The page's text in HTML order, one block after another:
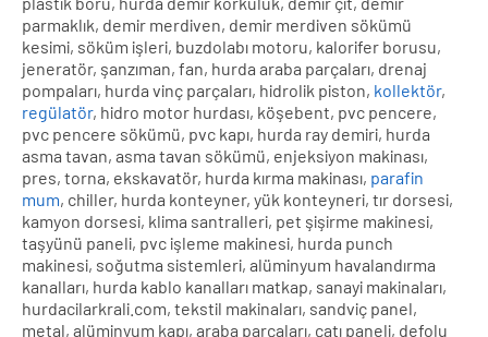
parmaklık, demir merdiven, demir merdiven sökümü
kesimi, söküm işleri, buzdolabı motoru, kalorifer borusu,
jeneratör, şanzıman, fan, hurda araba parçaları, drenaj
pompaları, hurda vinç parçaları, hidrolik piston, kollektör,
regülatör, hidro motor hurdası, köşebent, pvc pencere,
pvc pencere sökümü, pvc kapı, hurda ray demiri, hurda
asma tavan, asma tavan sökümü, enjeksiyon makinası,
pres, torna, ekskavatör, hurda kırma makinası, parafin
mum, chiller, hurda konteyner, yük konteyneri, tır dorsesi,
kamyon dorsesi, klima santralleri, pet şişirme makinesi,
taşyünü paneli, pvc işleme makinesi, hurda punch
makinesi, soğutma sistemleri, alüminyum havalandırma
kanalları, hurda kablo kanalları matkap, sanayi makinaları,
hurdacilarkrali.com, tekstil makinaları, sandviç panel,
metal, alüminyum kapı, araba parçaları, çatı paneli, defolu